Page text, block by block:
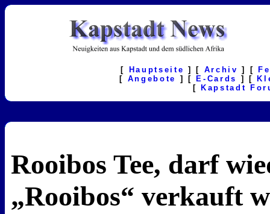
[ Hauptseite ] [ Archiv ] [
[ Angebote ] [ E-Cards ] [
[
Kapstadt
Rooibos Tee, darf
„Rooibos“ verkauft